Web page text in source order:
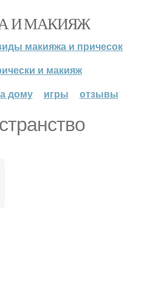
И МАКИЯЖ
макияжа и причесок
и макияж
дому
игры отзывы